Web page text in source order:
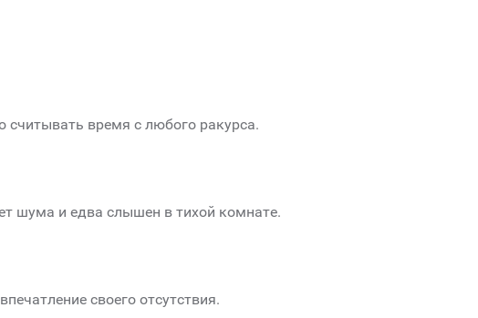
время с любого ракурса.
шума и едва слышен в тихой комнате.
своего отсутствия.